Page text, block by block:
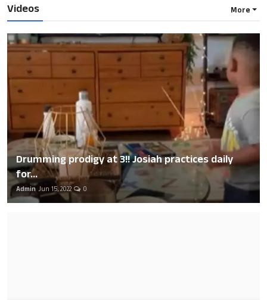
Videos More
Drumming prodigy at 3!! Josiah practices daily
for...
Admin Jun 15, 2022 0